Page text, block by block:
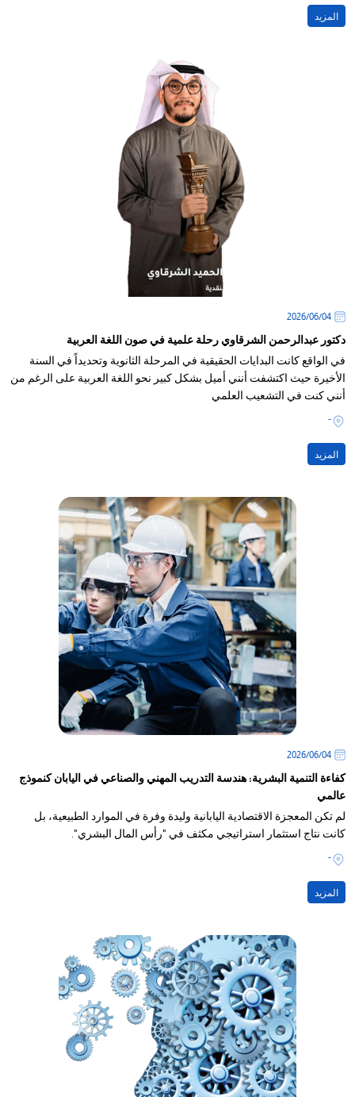
المزيد
04‏/06‏/2026
دكتور عبدالرحمن الشرقاوي رحلة علمية في صون اللغة العربية
في الواقع كانت البدايات الحقيقية في المرحلة الثانوية وتحديداً في السنة
الأخيرة حيث اكتشفت أنني أميل بشكل كبير نحو اللغة العربية على الرغم من
أنني كنت في التشعيب العلمي
-
المزيد
04‏/06‏/2026
كفاءة التنمية البشرية: هندسة التدريب المهني والصناعي في اليابان كنموذج
عالمي
لم تكن المعجزة الاقتصادية اليابانية وليدة وفرة في الموارد الطبيعية، بل
كانت نتاج استثمار استراتيجي مكثف في "رأس المال البشري".
-
المزيد